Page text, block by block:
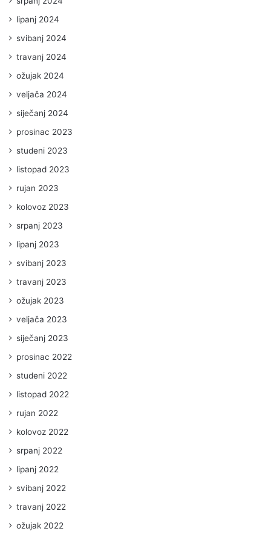
lipanj 2024
svibanj 2024
travanj 2024
ožujak 2024
veljača 2024
siječanj 2024
prosinac 2023
studeni 2023
listopad 2023
rujan 2023
kolovoz 2023
srpanj 2023
lipanj 2023
svibanj 2023
travanj 2023
ožujak 2023
veljača 2023
siječanj 2023
prosinac 2022
studeni 2022
listopad 2022
rujan 2022
kolovoz 2022
srpanj 2022
lipanj 2022
svibanj 2022
travanj 2022
ožujak 2022